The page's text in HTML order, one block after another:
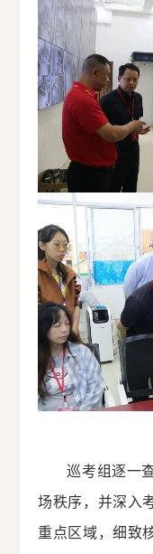
巡考组逐一
场秩序，并深入
重点区域，细致